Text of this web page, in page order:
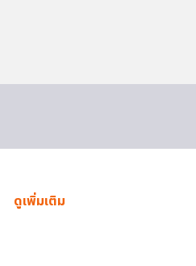
ดูเพิ่มเติม